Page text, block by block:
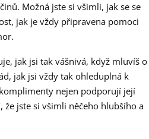
Možná jste si všimli, jak se se
jak je vždy připravena pomoci
jak jsi tak vášnivá, když mluvíš o
jak jsi vždy tak ohleduplná k
nejen podporují její
že jste si všimli něčeho hlubšího a